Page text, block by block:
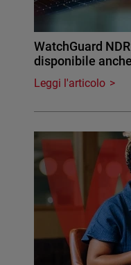
WatchGuard
disponibile
Leggi l'articolo